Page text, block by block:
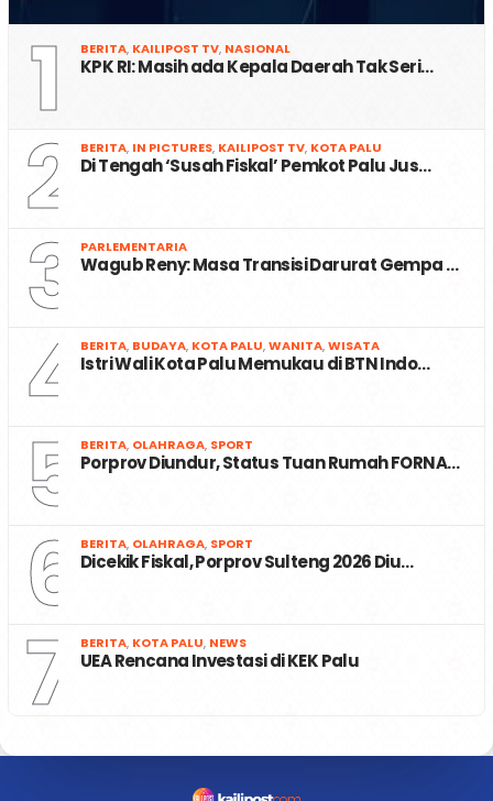
1 BERITA, KAILIPOST TV, NASIONAL
KPK RI: Masih ada Kepala Daerah Tak Seri…
2 BERITA, IN PICTURES, KAILIPOST TV, KOTA PALU
Di Tengah ‘Susah Fiskal’ Pemkot Palu Jus…
3 PARLEMENTARIA
Wagub Reny: Masa Transisi Darurat Gempa …
4 BERITA, BUDAYA, KOTA PALU,WANITA,WISATA
Istri Wali Kota Palu Memukau di BTN Indo…
5 BERITA, OLAHRAGA, SPORT
Porprov Diundur, Status Tuan Rumah FORNA…
6 BERITA, OLAHRAGA, SPORT
Dicekik Fiskal, Porprov Sulteng 2026 Diu…
7 BERITA, KOTA PALU, NEWS
UEA Rencana Investasi di KEK Palu